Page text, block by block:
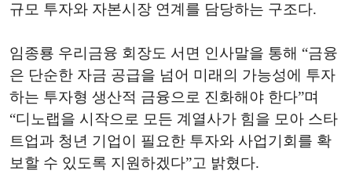
규모 투자와 자본시장 연계를 담당하는 구조다.
임종룡 우리금융 회장도 서면 인사말을 통해 “금융
은 단순한 자금 공급을 넘어 미래의 가능성에 투자
하는 투자형 생산적 금융으로 진화해야 한다”며
“디노랩을 시작으로 모든 계열사가 힘을 모아 스타
트업과 청년 기업이 필요한 투자와 사업기회를 확
보할 수 있도록 지원하겠다”고 밝혔다.